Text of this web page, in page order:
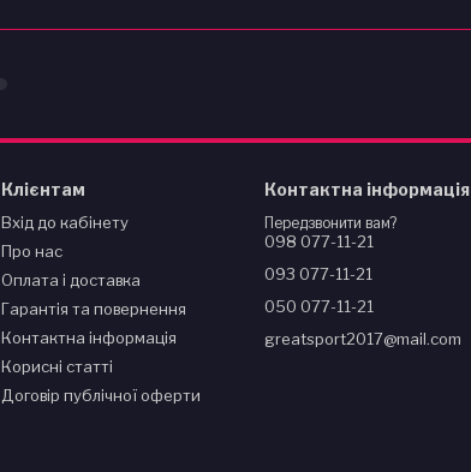
Клієнтам
Вхід до кабінету
Про нас
Оплата і доставка
Гарантія та повернення
Контактна інформація
Корисні статті
Договір публічної оферти
Контактна інформація
Передзвонити вам?
098 077-11-21
093 077-11-21
050 077-11-21
greatsport2017@mail.com